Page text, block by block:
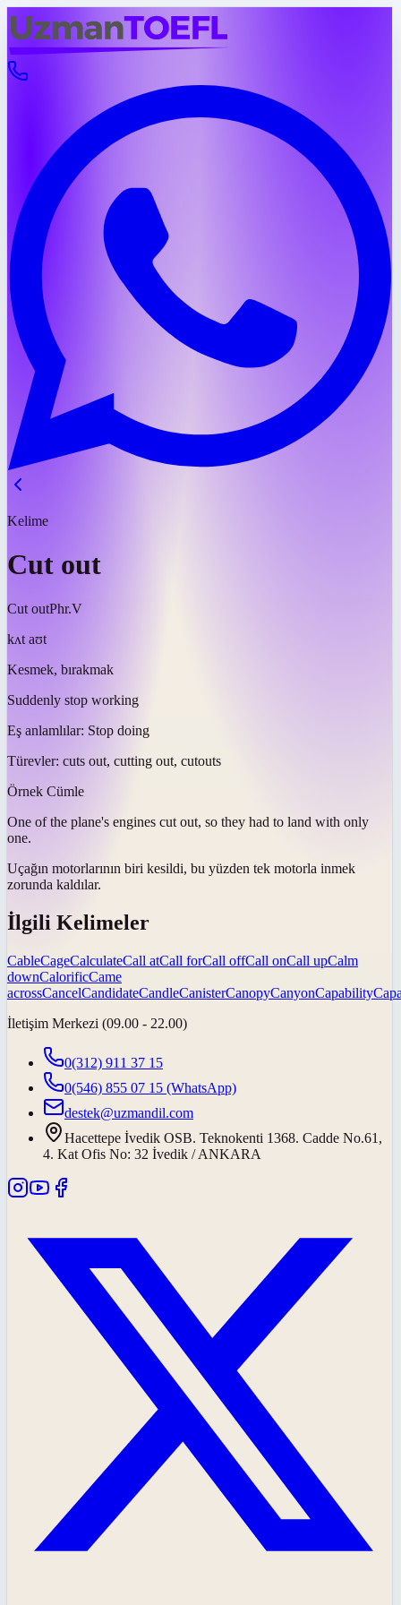
Kelime
Cut out
Cut outPhr.V
kʌt aʊt
Kesmek, bırakmak
Suddenly stop working
Eş anlamlılar: Stop doing
Türevler: cuts out, cutting out, cutouts
Örnek Cümle
One of the plane's engines cut out, so they had to land with only
one.
Uçağın motorlarının biri kesildi, bu yüzden tek motorla inmek
zorunda kaldılar.
İlgili Kelimeler
CableCageCalculateCall atCall forCall offCall onCall upCalm
downCalorificCame
acrossCancelCandidateCandleCanisterCanopyCanyonCapability
İletişim Merkezi (09.00 - 22.00)
0(312) 911 37 15
0(546) 855 07 15 (WhatsApp)
destek@uzmandil.com
Hacettepe İvedik OSB. Teknokenti 1368. Cadde No.61,
4. Kat Ofis No: 32 İvedik / ANKARA